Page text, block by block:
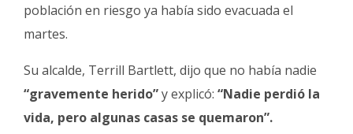
población en riesgo ya había sido evacuada el
martes.
Su alcalde, Terrill Bartlett, dijo que no había nadie
“gravemente herido”y explicó: “Nadie perdió la
vida, pero algunas casas se quemaron”.